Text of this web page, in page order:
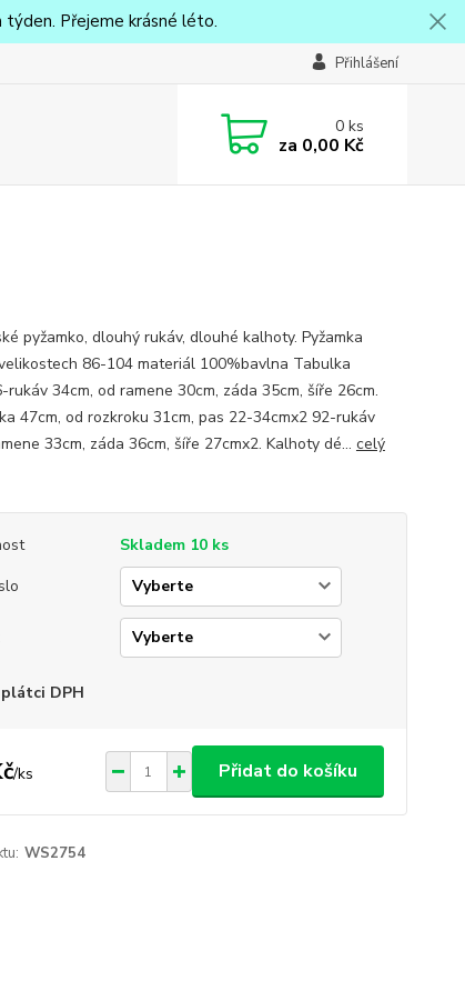
týden. Přejeme krásné léto.
Přihlášení
0ks
za 0,00 Kč
pyžamko, dlouhý rukáv, dlouhé kalhoty. Pyžamka
86-104 materiál 100%bavlna Tabulka
rukáv 34cm, od ramene 30cm, záda 35cm, šíře 26cm.
47cm, od rozkroku 31cm, pas 22-34cmx2 92-rukáv
33cm, záda 36cm, šíře 27cmx2. Kalhoty dé... celý
Skladem 10 ks
DPH
/ks Přidat do košíku
WS2754